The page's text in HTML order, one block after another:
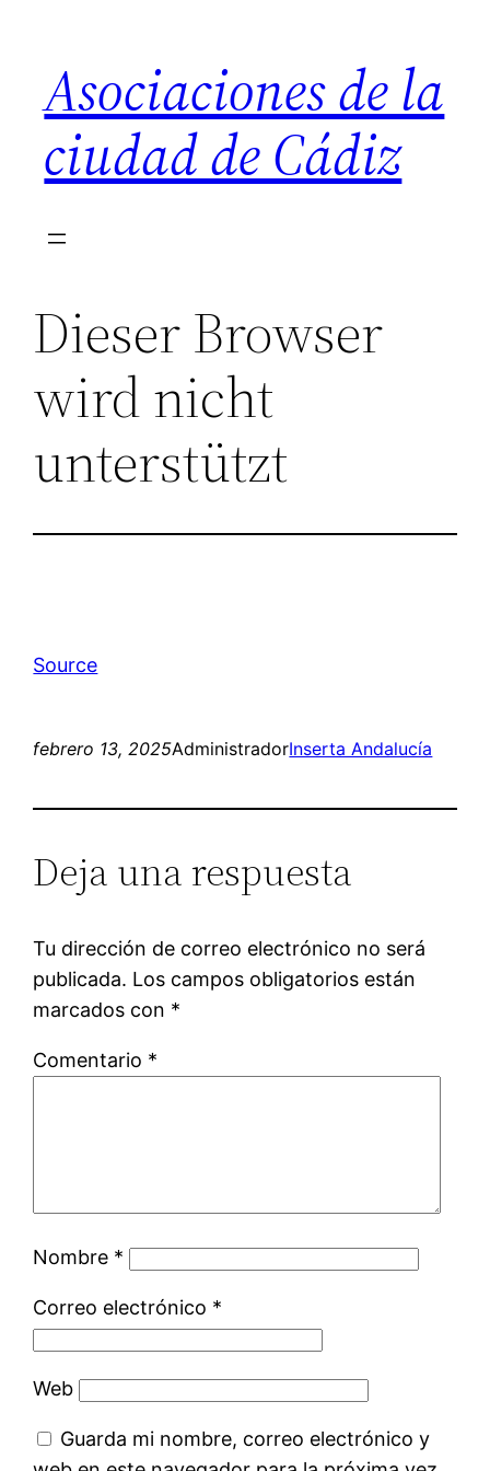
contenido
Asociaciones de la
ciudad de Cádiz
Dieser Browser
wird nicht
unterstützt
Source
febrero 13, 2025AdministradorInserta Andalucía
Deja una respuesta
Tu dirección de correo electrónico no será
publicada. Los campos obligatorios están
marcados con *
Comentario *
Nombre *
Correo electrónico *
Web
Guarda mi nombre, correo electrónico y